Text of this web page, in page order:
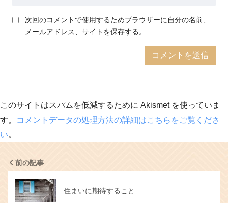
次回のコメントで使用するためブラウザーに自分の名前、
メールアドレス、サイトを保存する。
このサイトはスパムを低減するために Akismet を使っていま
す。
コメントデータの処理方法の詳細はこちらをご覧くださ
い。
前の記事
住まいに期待すること